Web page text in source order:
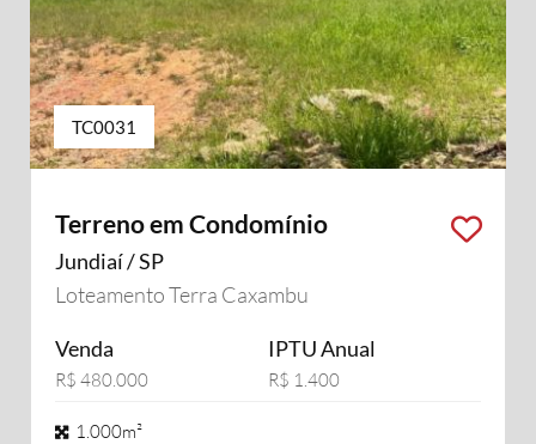
TC0031
Terreno em Condomínio
Jundiaí / SP
Loteamento Terra Caxambu
Venda
R$ 480.000
IPTU Anual
R$ 1.400
1.000m²